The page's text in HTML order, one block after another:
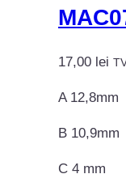
17,00 lei
A 12,8mm
B 10,9mm
C 4 mm